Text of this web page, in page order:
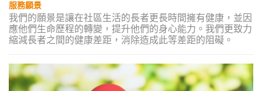
服務願景
我們的願景是讓在社區生活的長者更長時間擁有健康，並因
應他們生命歷程的轉變，提升他們的身心能力。我們更致力
縮減長者之間的健康差距，消除造成此等差距的阻礙。